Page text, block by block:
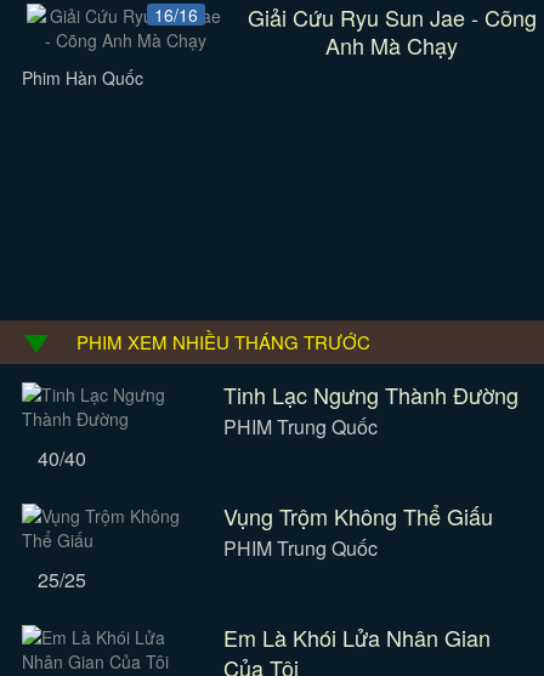
16/16
Giải Cứu Ryu Sun Jae - Cõng
Anh Mà Chạy
Phim Hàn Quốc
PHIM XEM NHIỀU THÁNG TRƯỚC
Tinh Lạc Ngưng Thành Đường
PHIM Trung Quốc
40/40
Vụng Trộm Không Thể Giấu
PHIM Trung Quốc
25/25
Em Là Khói Lửa Nhân Gian
Của Tôi